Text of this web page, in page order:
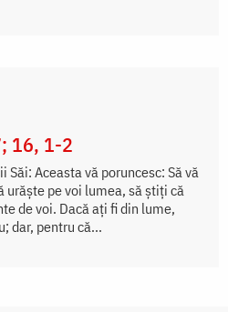
16, 1-2
Aceasta vă poruncesc: Să vă
urăște pe voi lumea, să știți că
de voi. Dacă ați fi din lume,
dar, pentru că...